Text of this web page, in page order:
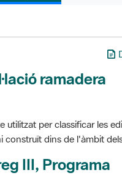
ramadera
utilitzat per classificar les
construït dins de l'àmbit
III, Programa